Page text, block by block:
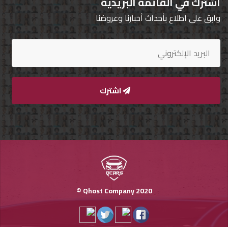
وابق على اطلاع بأحداث أخبارنا وعروضنا
اشترك
Qhost Company 2020 ©